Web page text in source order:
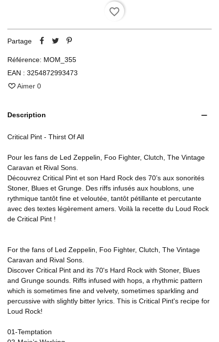
favorite_border
Partage
Référence: MOM_355
EAN : 3254872993473
Aimer 0
Description
Critical Pint - Thirst Of All
Pour les fans de Led Zeppelin, Foo Fighter, Clutch, The Vintage
Caravan et Rival Sons.
Découvrez Critical Pint et son Hard Rock des 70’s aux sonorités
Stoner, Blues et Grunge. Des riffs infusés aux houblons, une
rythmique tantôt fine et veloutée, tantôt pétillante et percutante
avec des textes légèrement amers. Voilà la recette du Loud Rock
de Critical Pint !
For the fans of Led Zeppelin, Foo Fighter, Clutch, The Vintage
Caravan and Rival Sons.
Discover Critical Pint and its 70's Hard Rock with Stoner, Blues
and Grunge sounds. Riffs infused with hops, a rhythmic pattern
which is sometimes fine and velvety, sometimes sparkling and
percussive with slightly bitter lyrics. This is Critical Pint's recipe for
Loud Rock!
01-Temptation